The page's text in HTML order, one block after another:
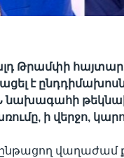
է
նախագահի
ի վերջո,
վաղաժամ